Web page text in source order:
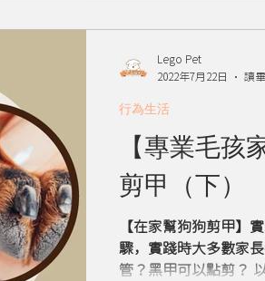
【專業毛孩
剪甲（下）
【在家幫狗狗剪甲】
驟，實踐時大多數家
管？黑甲可以點剪？
行為生活
Lego Pet
2022年7月22日
讀